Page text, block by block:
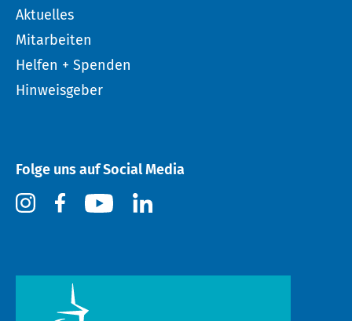
Aktuelles
Mitarbeiten
Helfen + Spenden
Hinweisgeber
Folge uns auf Social Media